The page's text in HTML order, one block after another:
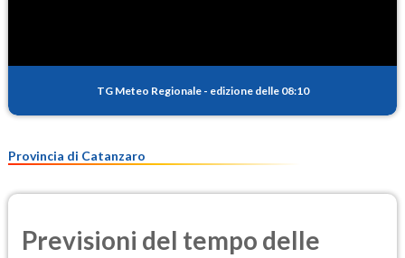
TG Meteo Regionale - edizione delle 08:10
Provincia di Catanzaro
Previsioni del tempo delle